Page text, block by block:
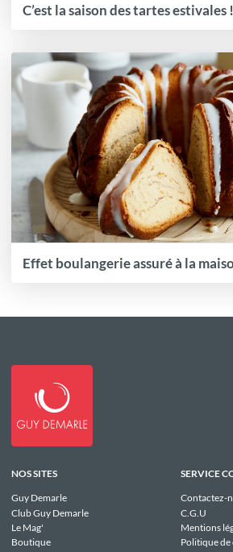
C’est la saison des tartes estivales !
Effet boulangerie assuré à la
NOS SITES
Guy Demarle
Club Guy Demarle
Le Mag'
Boutique
SERVICE
Contactez-
C.G.U
Mentions
Politique